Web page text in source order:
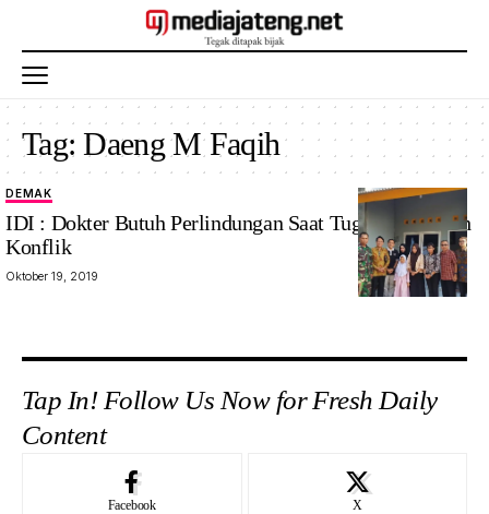
Tag:Daeng M Faqih
DEMAK
IDI : Dokter Butuh Perlindungan Saat Tugas Di Daerah
Konflik
Oktober 19, 2019
Tap In! Follow Us Now for Fresh Daily
Content
Facebook X